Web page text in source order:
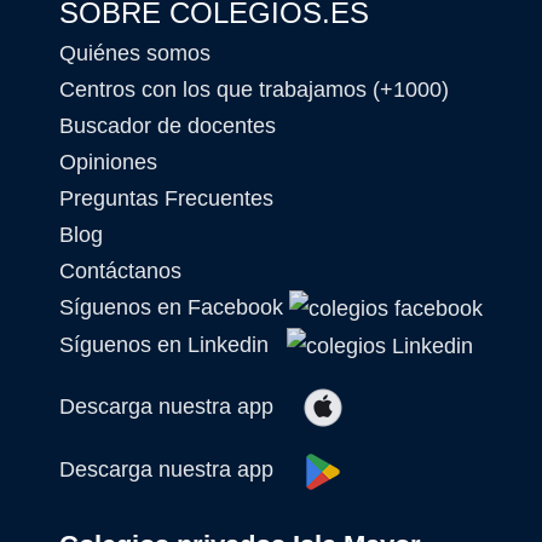
SOBRE COLEGIOS.ES
Quiénes somos
Centros con los que trabajamos (+1000)
Buscador de docentes
Opiniones
Preguntas Frecuentes
Blog
Contáctanos
Síguenos en Facebook
Síguenos en Linkedin
Descarga nuestra app
Descarga nuestra app